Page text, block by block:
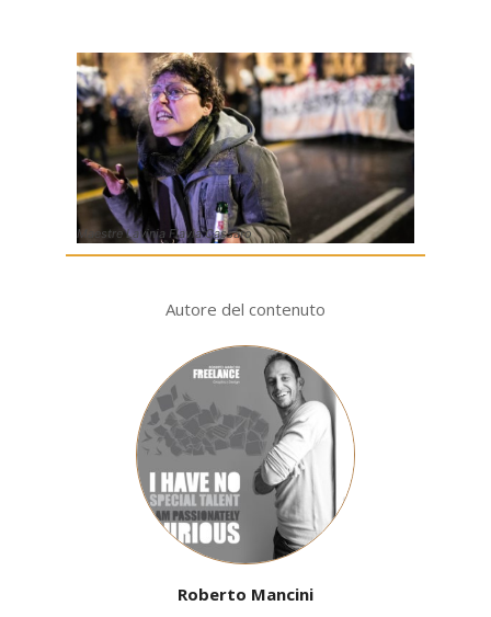
Maestre Lavinia Flavia Cassaro
Autore del contenuto
Roberto Mancini